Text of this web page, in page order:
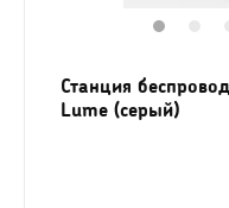
Станция
Lume (серый)